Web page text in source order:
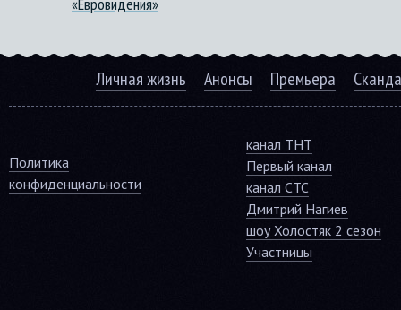
Личная жизнь Анонсы Премьера
Политика
конфиденциальности
канал ТНТ
Первый канал
канал СТС
Дмитрий Нагиев
шоу Холостяк 2 сезон
Участницы